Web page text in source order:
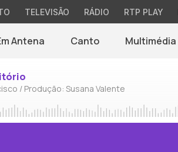
TELEVISÃO RÁDIO RTP PLAY
Antena Canto Multimédia
/ Produção: Susana Valente